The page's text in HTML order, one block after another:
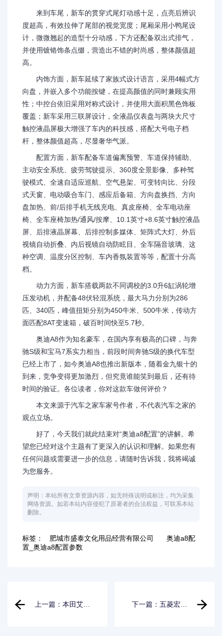
来到车尾，新车的贯穿式尾灯动感十足，点亮后辨识
度超高，有效拉伸了尾部的视觉宽度；尾厢采用小鸭尾设
计，微微翘起的造型十分动感，下方还配备双出式排气，
并使用镀铬饰条点缀，营造出不错的时尚感，整体颜值超
高。
内饰方面，新车延续了家族式设计语言，采用4幅式方
向盘，并嵌入多个功能按键，在提高颜值的同时兼顾实用
性；中控台依旧采用对称式设计，并使用大面积黑色饰板
覆盖；新车采用三联屏设计，全液晶仪表盘与两块大尺寸
触控液晶屏极大增强了车内的科技感，搭配大号电子档
杆，整体颜值超高，尽显奢华气派。
配置方面，新车配备车道偏离预警、车道保持辅助、
主动安全系统、疲劳驾驶提示、360度全景影像、多种驾
驶模式、全速自适应巡航、空气悬架、可变转向比、分段
式天窗、电动吸合车门、感应后备箱、方向盘换挡、方向
盘加热、前/后排手机无线充电、真皮座椅、全车电动座
椅、全车座椅加热/通风/按摩、10.1英寸+8.6英寸触控液晶
屏、后排液晶屏幕、后排控制多媒体、矩阵式大灯、外后
视镜自动折叠、内后视镜自动防眩目、全车隔音玻璃、这
种空调、温度分区控制、车内香氛装置等等，配置十分高
档。
动力方面，新车搭载两款不同调校的3.0升6缸涡轮增
压发动机，并配备48伏轻混系统，最大马力分别为286
匹、340匹，峰值扭矩分别为450牛米、500牛米，传动方
面匹配8AT变速箱，破百时间快至5.7秒。
奥迪A8作为知名豪车，在国内享有极高的口碑，与奔
驰S级和宝马7系实力相当，前段时间奔驰S级的换代车型
已经上市了，如今奥迪A8也推出新版本，随着金九银十的
到来，竞争变得更加激烈，但究竟谁能笑到最后，还有待
时间的验证。各位读者，你对这款车做何评价？
本文来源于汽车之家车家号作者，不代表汽车之家的
观点立场。
好了，今天我们就此结束对“奥迪a8配置”的讲解。希
望您已经对这个主题有了更深入的认识和理解。如果您有
任何问题或需要进一步的信息，请随时告诉我，我将竭诚
为您服务。
声明：本站所有文章资源内容，如无特殊说明或标注，均为采集
网络资源。如若本站内容侵犯了原著者的合法权益，可联系本站
删除。
标签： 肥城市盛泰文化用品经营有限公司
奥迪a8配
置_奥迪a8配置参数
上一篇：本田艾力
下一篇：五菱宏光